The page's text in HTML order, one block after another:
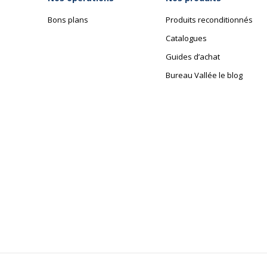
Bons plans
Produits reconditionnés
Catalogues
Guides d’achat
Bureau Vallée le blog